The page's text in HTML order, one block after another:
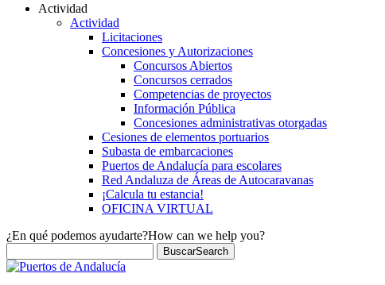
Actividad
Actividad
Licitaciones
Concesiones y Autorizaciones
Concursos Abiertos
Concursos cerrados
Competencias de proyectos
Información Pública
Concesiones administrativas otorgadas
Cesiones de elementos portuarios
Subasta de embarcaciones
Puertos de Andalucía para escolares
Red Andaluza de Áreas de Autocaravanas
¡Calcula tu estancia!
OFICINA VIRTUAL
¿En qué podemos ayudarte?How can we help you?
BuscarSearch